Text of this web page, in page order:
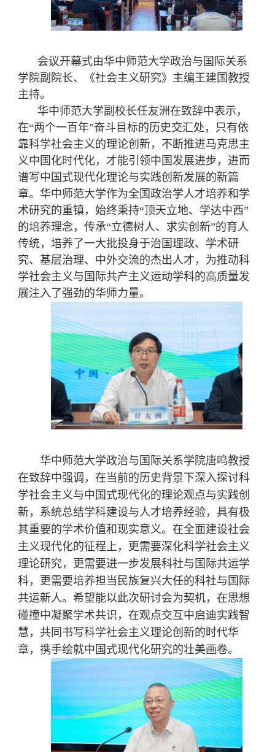
会议开幕式由华中师范大学政治与国际关系
学院副院长、《社会主义研究》主编王建国教授
主持。
华中师范大学副校长任友洲在致辞中表示，
在“两个一百年”奋斗目标的历史交汇处，只有依
靠科学社会主义的理论创新，不断推进马克思主
义中国化时代化，才能引领中国发展进步，进而
谱写中国式现代化理论与实践创新发展的新篇
章。华中师范大学作为全国政治学人才培养和学
术研究的重镇，始终秉持“顶天立地、学达中西”
的培养理念，传承“立德树人、求实创新”的育人
传统，培养了一大批投身于治国理政、学术研
究、基层治理、中外交流的杰出人才，为推动科
学社会主义与国际共产主义运动学科的高质量发
展注入了强劲的华师力量。
华中师范大学政治与国际关系学院唐鸣教授
在致辞中强调，在当前的历史背景下深入探讨科
学社会主义与中国式现代化的理论观点与实践创
新，系统总结学科建设与人才培养经验，具有极
其重要的学术价值和现实意义。在全面建设社会
主义现代化的征程上，更需要深化科学社会主义
理论研究，更需要进一步发展科社与国际共运学
科，更需要培养担当民族复兴大任的科社与国际
共运新人。希望能以此次研讨会为契机，在思想
碰撞中凝聚学术共识，在观点交互中启迪实践智
慧，共同书写科学社会主义理论创新的时代华
章，携手绘就中国式现代化研究的壮美画卷。